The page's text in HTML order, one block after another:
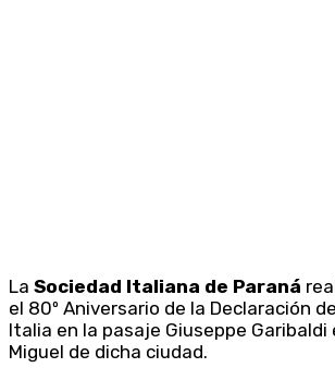
La Sociedad Italiana de Paraná
el 80º Aniversario de la Declaración
Italia en la pasaje Giuseppe Garibaldi
Miguel de dicha ciudad.